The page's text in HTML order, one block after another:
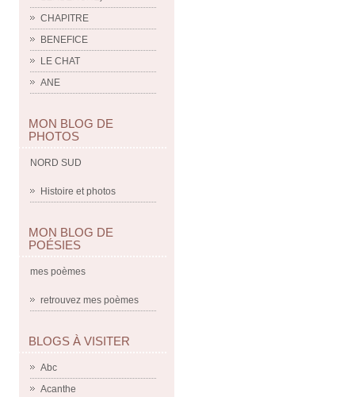
CHAPITRE
BENEFICE
LE CHAT
ANE
MON BLOG DE
PHOTOS
NORD SUD
Histoire et photos
MON BLOG DE
POÉSIES
mes poèmes
retrouvez mes poèmes
BLOGS À VISITER
Abc
Acanthe